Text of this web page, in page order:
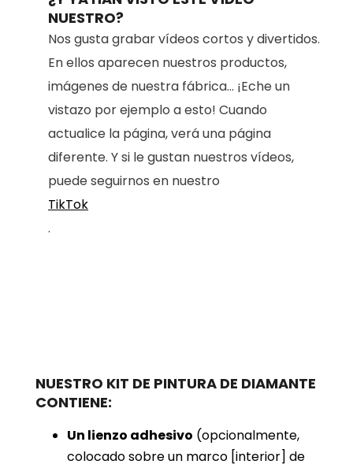
NUESTRO?
Nos gusta grabar vídeos cortos y divertidos.
En ellos aparecen nuestros productos,
imágenes de nuestra fábrica... ¡Eche un
vistazo por ejemplo a esto! Cuando
actualice la página, verá una página
diferente. Y si le gustan nuestros vídeos,
puede seguirnos en nuestro
TikTok
.
NUESTRO KIT DE PINTURA DE DIAMANTE
CONTIENE:
Un lienzo adhesivo (opcionalmente,
colocado sobre un marco [interior] de